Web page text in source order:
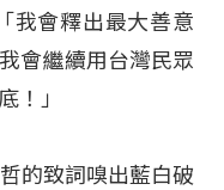
我會釋出最大善意
會繼續用台灣民眾
！」
的致詞嗅出藍白破